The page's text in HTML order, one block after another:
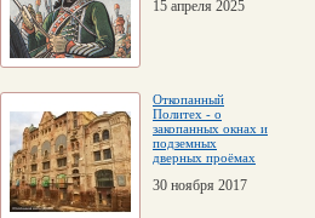
15 апреля 2025
Откопанный
Политех - о
закопанных окнах и
подземных
дверных проёмах
30 ноября 2017